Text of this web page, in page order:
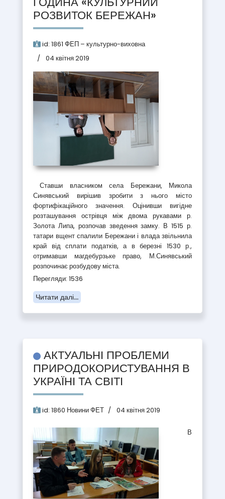
РОЗВИТОК БЕРЕЖАН»
id: 1861 ФЕП – культурно-виховна
04 квітня 2019
Ставши власником села Бережани, Микола
Синявський вирішив зробити з нього місто
фортифікаційного значення. Оцінивши вигідне
розташування острівця між двома рукавами р.
Золота Липа, розпочав зведення замку. В 1515 р.
татари вщент спалили Бережани і влада звільнила
край від сплати податків, а в березні 1530 р.,
отримавши магдебурзьке право, М.Синявський
розпочинає розбудову міста.
Перегляди: 1536
Читати далі...
АКТУАЛЬНІ ПРОБЛЕМИ
ПРИРОДОКОРИСТУВАННЯ В
УКРАЇНІ ТА СВІТІ
id: 1860 Новини ФЕТ 04 квітня 2019
В